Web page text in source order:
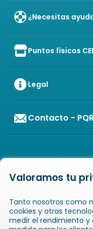
¿Necesitas
Icon of store
Puntos físicos
Legal
Contacto -
LOS
NIT:
MEDELLÍN,
Valoramos tu
Tanto nosotros como
cookies y otras
medir el rendimiento